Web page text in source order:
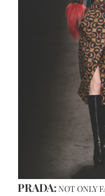
PRADA:NOT ONLY